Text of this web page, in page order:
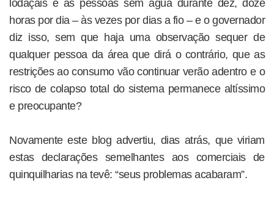
lodaçais e as pessoas sem água durante dez, doze
horas por dia – às vezes por dias a fio – e o governador
diz isso, sem que haja uma observação sequer de
qualquer pessoa da área que dirá o contrário, que as
restrições ao consumo vão continuar verão adentro e o
risco de colapso total do sistema permanece altíssimo
e preocupante?
Novamente este blog advertiu, dias atrás, que viriam
estas declarações semelhantes aos comerciais de
quinquilharias na tevê: “seus problemas acabaram”.